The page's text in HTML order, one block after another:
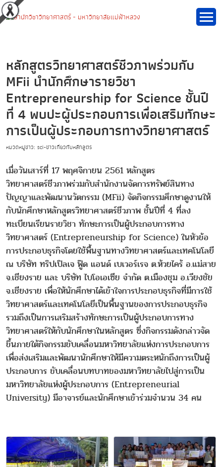
หลักสูตรวิทยาศาสตร์ชีวภาพร่วมกับ
MFii นำนักศึกษารายวิชา
Entrepreneurship for Science ชั้นปี
ที่ 4 พบปะผู้ประกอบการเพื่อเสริมทักษะ
การเป็นผู้ประกอบการทางวิทยาศาสตร์
หมวดหมู่ข่าว: sci-ข่าวเกี่ยวกับหลักสูตร
เมื่อวันเสาร์ที่ 17 พฤศจิกายน 2561 หลักสูตร
วิทยาศาสตร์ชีวภาพร่วมกับสำนักงานจัดการทรัพย์สินทาง
ปัญญาและพัฒนานวัตกรรม (MFii) จัดกิจกรรมศึกษาดูงานให้
กับนักศึกษาหลักสูตรวิทยาศาสตร์ชีวภาพ ชั้นปีที่ 4 ที่ลง
ทะเบียนเรียนรายวิชา ทักษะการเป็นผู้ประกอบการทาง
วิทยาศาสตร์ (Entrepreneurship for Science) ในหัวข้อ
การประกอบธุรกิจโดยใช้พื้นฐานทางวิทยาศาสตร์และเทคโนโลยี
ณ บริษัท ทริปเปิลเจ ฟู๊ด แอนด์ เบเวอร์เรจ ต.ห้วยไคร้ อ.แม่สาย
จ.เชียงราย และ บริษัท​ ไบโอเอเซีย จำกัด ต.เมืองชุม อ.​เวียงชัย
จ.เชียงราย เพื่อให้นักศึกษาได้เข้าใจการประกอบธุรกิจที่มีการใช้
วิทยาศาสตร์และเทคโนโลยีเป็นพื้นฐานของการประกอบธุรกิจ
รวมถึงเป็นการเสริมสร้างทักษะการเป็นผู้ประกอบการทาง
วิทยาศาสตร์ให้กับนักศึกษาในหลักสูตร ซึ่งกิจกรรมดังกล่าวจัด
ขึ้นภายใต้กิจกรรมขับเคลื่อนมหาวิทยาลัยแห่งการประกอบการ
เพื่อส่งเสริมและพัฒนานักศึกษาให้มีความตระหนักถึงการเป็นผู้
ประกอบการ ขับเคลื่อนบทบาทของมหาวิทยาลัยไปสู่การเป็น
มหาวิทยาลัยแห่งผู้ประกอบการ (Entrepreneurial
University) มีอาจารย์และนักศึกษาเข้าร่วมจำนวน 34 คน